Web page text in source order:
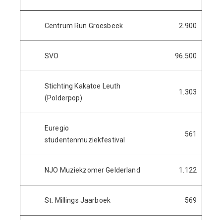
Centrum Run Groesbeek 2.900
SVO 96.500
Stichting Kakatoe Leuth
(Polderpop)
1.303
Euregio
studentenmuziekfestival
561
NJO Muziekzomer Gelderland 1.122
St. Millings Jaarboek 569